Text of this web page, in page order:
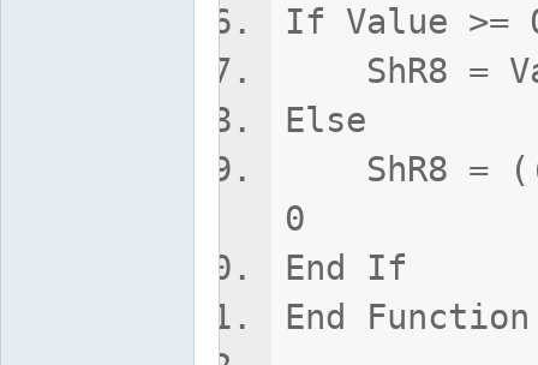
If Value >=
ShR8 =
Else
ShR8 =
0
End If
End Function